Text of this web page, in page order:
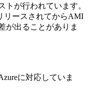
トが行われています。
リースされてからAMI
が出ることがありま
に対応していま